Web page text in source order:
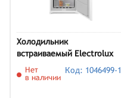
Холодильник
встраиваемый Electrolux
E8MNCD18S
Нет
в наличии
Код: 1046499-1